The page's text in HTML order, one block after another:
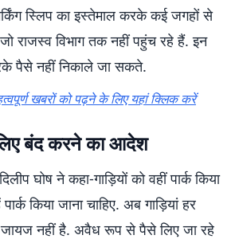
स्लिप का इस्तेमाल करके कई जगहों से
राजस्व विभाग तक नहीं पहुंच रहे हैं. इन
पैसे नहीं निकाले जा सकते.
खबरों को पढ़ने के लिए यहां क्लिक करें
बंद करने का आदेश
घोष ने कहा-गाड़ियों को वहीं पार्क किया
किया जाना चाहिए. अब गाड़ियां हर
नहीं है. अवैध रूप से पैसे लिए जा रहे